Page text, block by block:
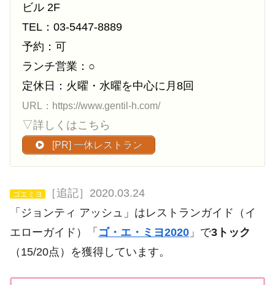
ビル 2F
TEL：03-5447-8889
予約：可
ランチ営業：○
定休日：火曜・水曜を中心に月8回
URL：https://www.gentil-h.com/
▽詳しくはこちら
[PR] 一休レストラン
ゴエミヨ
［追記］2020.03.24
「ジョンティ アッシュ」はレストランガイド（イ
エローガイド）「 ゴ・エ・ミヨ2020 」で3トック
（15/20点）を獲得しています。